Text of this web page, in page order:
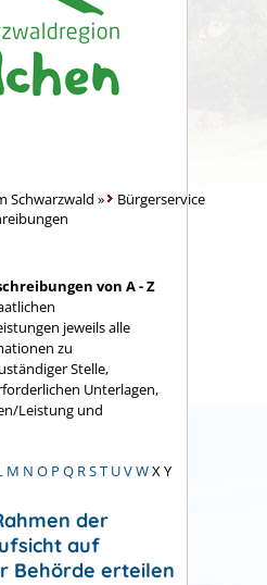
Schwarzwald »
Bürgerservice
von A - Z
jeweils alle
zu
Stelle,
Unterlagen,
Leistung und
M N O P Q RST UVWX Y
der
auf
Behörde erteilen